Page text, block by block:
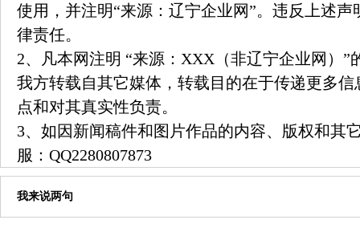
使用，并注明“来源：辽宁企业网”。违反上述
律责任。
2、凡本网注明 “来源：XXX（非辽宁企业网）”
我方转载自其它媒体，转载目的在于传递更多
点和对其真实性负责。
3、如因新闻稿件和图片作品的内容、版权和其
服： QQ2280807873
我来说两句